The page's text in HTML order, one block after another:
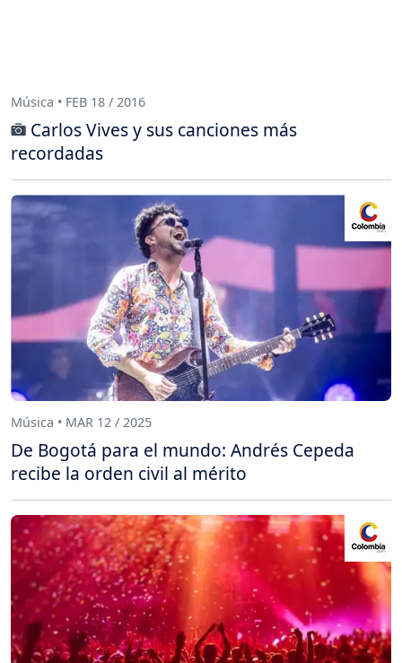
Música • FEB 18 / 2016
Carlos Vives y sus canciones más
recordadas
Música • MAR 12 / 2025
De Bogotá para el mundo: Andrés Cepeda
recibe la orden civil al mérito